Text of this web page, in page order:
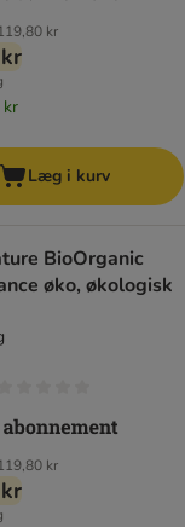
kr
kr
Læg i kurv
BioOrganic
øko, økologisk
kr